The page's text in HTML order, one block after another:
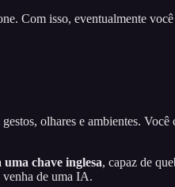
Com isso, eventualmente
olhares e ambientes. Você
uma chave inglesa, capaz de
venha de uma IA.